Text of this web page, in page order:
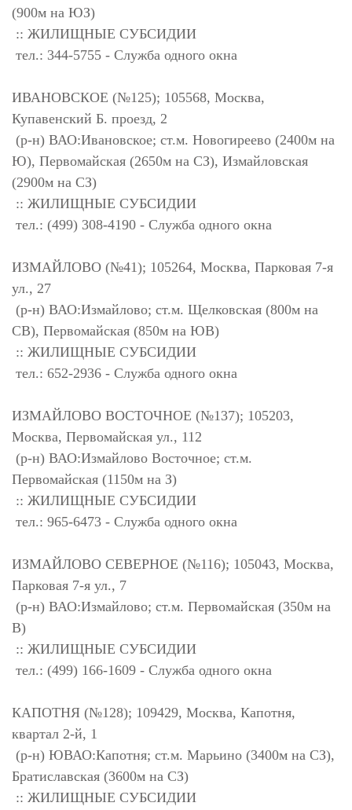
(900м на ЮЗ)
:: ЖИЛИЩНЫЕ СУБСИДИИ
тел.: 344-5755 - Служба одного окна
ИВАНОВСКОЕ (№125); 105568, Москва,
Купавенский Б. проезд, 2
(р-н) ВАО:Ивановское; ст.м. Новогиреево (2400м на
Ю), Первомайская (2650м на СЗ), Измайловская
(2900м на СЗ)
:: ЖИЛИЩНЫЕ СУБСИДИИ
тел.: (499) 308-4190 - Служба одного окна
ИЗМАЙЛОВО (№41); 105264, Москва, Парковая 7-я
ул., 27
(р-н) ВАО:Измайлово; ст.м. Щелковская (800м на
СВ), Первомайская (850м на ЮВ)
:: ЖИЛИЩНЫЕ СУБСИДИИ
тел.: 652-2936 - Служба одного окна
ИЗМАЙЛОВО ВОСТОЧНОЕ (№137); 105203,
Москва, Первомайская ул., 112
(р-н) ВАО:Измайлово Восточное; ст.м.
Первомайская (1150м на З)
:: ЖИЛИЩНЫЕ СУБСИДИИ
тел.: 965-6473 - Служба одного окна
ИЗМАЙЛОВО СЕВЕРНОЕ (№116); 105043, Москва,
Парковая 7-я ул., 7
(р-н) ВАО:Измайлово; ст.м. Первомайская (350м на
В)
:: ЖИЛИЩНЫЕ СУБСИДИИ
тел.: (499) 166-1609 - Служба одного окна
КАПОТНЯ (№128); 109429, Москва, Капотня,
квартал 2-й, 1
(р-н) ЮВАО:Капотня; ст.м. Марьино (3400м на СЗ),
Братиславская (3600м на СЗ)
:: ЖИЛИЩНЫЕ СУБСИДИИ